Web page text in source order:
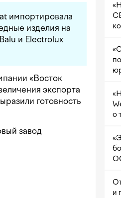
импортировала
изделия на
и Electrolux
«Восток
экспорта
готовность
завод
о
и